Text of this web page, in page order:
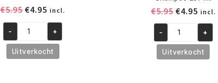
€5.95Oorspronkelijke
was:
€5.95.
€4.95 Huidige
prijs
is:
€4.95.
incl.
African
Pride
Hair,
- +
Uitverkocht
€5.95
was:
€5.95.
€4.95
prijs
is:
€4.95.
incl.
African
Pride
Olive
- +
Uitverkocht